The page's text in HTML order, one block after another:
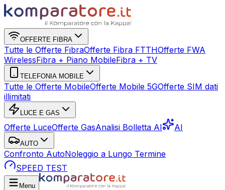
OFFERTE FIBRA
Tutte le Offerte FibraOfferte Fibra FTTHOfferte FWA
WirelessFibra + Piano MobileFibra + TV
TELEFONIA MOBILE
Tutte le Offerte MobileOfferte Mobile 5GOfferte SIM dati
illimitati
LUCE E GAS
Offerte LuceOfferte GasAnalisi Bolletta AI AI
AUTO
Confronto AutoNoleggio a Lungo Termine
SPEED TEST
Menu